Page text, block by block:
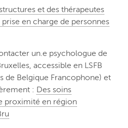
et des thérapeutes
prise en charge de personnes
un.e psychologue de
accessible en LSFB
de Belgique Francophone) et
: Des soins
proximité en région